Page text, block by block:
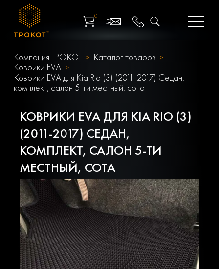
0
Компания ТРОКОТ
Каталог товаров
Коврики EVA
Коврики EVA для Kia Rio (3) (2011-2017) Седан,
комплект, салон 5-ти местный, сота
КОВРИКИ EVA ДЛЯ KIA RIO (3)
(2011-2017) СЕДАН,
КОМПЛЕКТ, САЛОН 5-ТИ
МЕСТНЫЙ, СОТА